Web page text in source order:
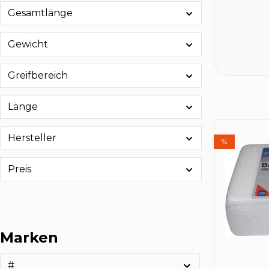
Gesamtlänge
Gewicht
Greifbereich
Länge
Hersteller
Preis
Marken
#
%